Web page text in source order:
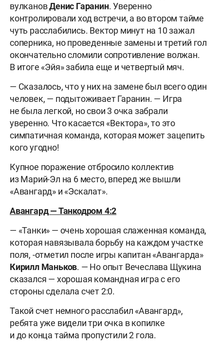
вулкановДенис Гаранин. Уверенно
контролировали ход встречи, а во втором тайме
чуть расслабились. Вектор минут на 10 зажал
соперника, но проведенные замены и третий гол
окончательно сломили сопротивление волжан.
В итоге «Эйя» забила еще и четвертый мяч.
— Сказалось, что у них на замене был всего один
человек, — подытоживает Гаранин. — Игра
не была легкой, но свои 3 очка забрали
уверенно. Что касается «Вектора», то это
симпатичная команда, которая может зацепить
кого угодно!
Купное поражение отбросило коллектив
из Марий-Эл на 6 место, вперед же вышли
«Авангард» и «Эскалат».
Авангард — Танкодром 4:2
— «Танки» — очень хорошая слаженная команда,
которая навязывала борьбу на каждом участке
поля, -отметил после игры капитан «Авангарда»
Кирилл Маньков. — Но опыт Вечеслава Щукина
сказался — хорошая командная игра с его
стороны сделала счет 2:0.
Такой счет немного расслабил «Авангард»,
ребята уже видели три очка в копилке
и до конца тайма пропустили 2 гола.